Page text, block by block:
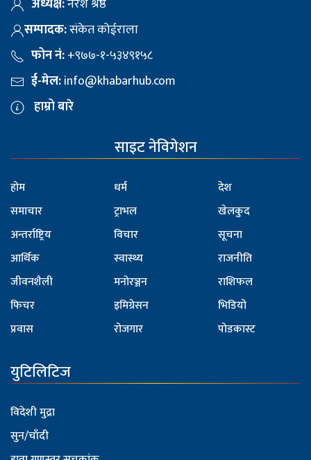
अध्यक्ष:नरेश श्रेष्ठ
सम्पादक:संकेत कोईराला
फोन नं:+९७७-१-५३४९१५८
ई-मेल:info@khabarhub.com
हाम्रो बारे
साइट नेविगेशन
होम
समाचार
अन्तर्राष्ट्रिय
आर्थिक
जीवनशैली
फिचर
प्रवास
धर्म
ट्राभल
विचार
स्वास्थ्य
मनोरञ्जन
इमिग्रेसन
रोजगार
देश
खेलकुद
सूचना
राजनीति
राशिफल
भिडियो
पोडकास्ट
युटिलिटिज
विदेशी मुद्रा
सुन/चाँदी